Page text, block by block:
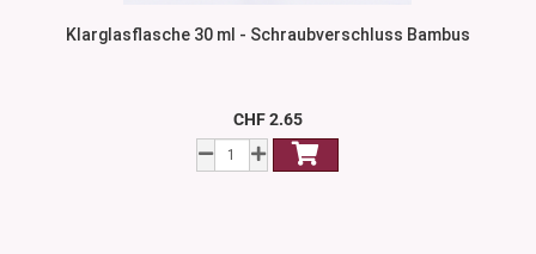
Klarglasflasche 30 ml - Schraubverschluss Bambus
CHF 2.65